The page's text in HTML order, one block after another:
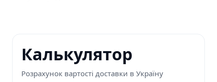
Калькулятор
Розрахунок вартості доставки в Україну